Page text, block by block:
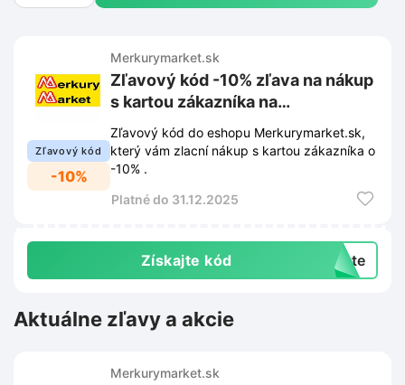
Zľavový kód
-10%
Merkurymarket.sk
Zľavový kód -10% zľava na nákup
s kartou zákazníka na
Merkurymarket.sk
Zľavový kód do eshopu Merkurymarket.sk,
který vám zlacní nákup s kartou zákazníka o
-10% .
Platné do 31.12.2025
Získajte kód exte
Aktuálne zľavy a akcie
Merkurymarket.sk